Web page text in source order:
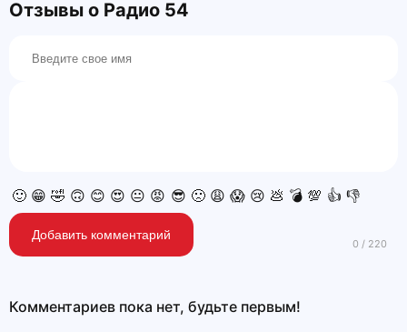
Отзывы о Радио 54
🙂 😁 🤣 🙃 😊 😍 😐 😡 😎 🙁 😩 😱 😢 💩 💣 💯 👍 👎
Добавить комментарий
Комментариев пока нет, будьте первым!